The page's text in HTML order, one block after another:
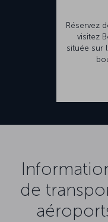
Réservez
visitez
située sur
de